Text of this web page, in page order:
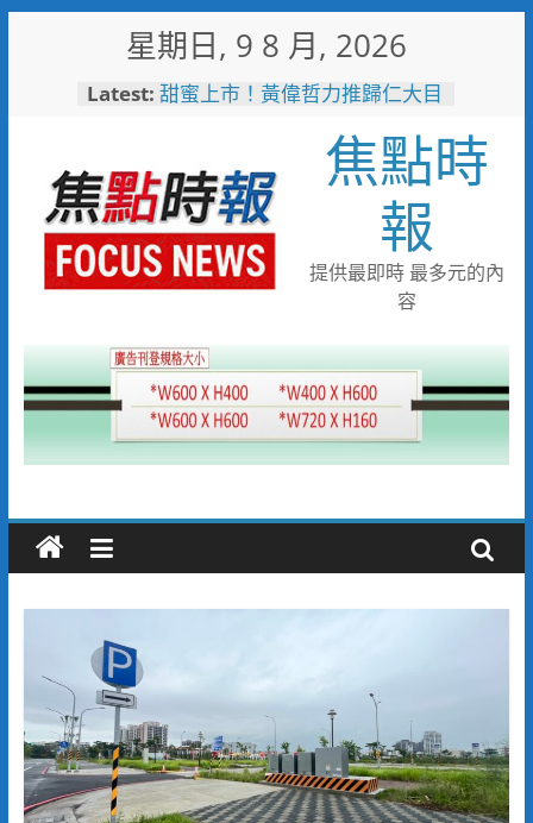
星期日, 9 8 月, 2026
Latest: 甜蜜上市！黃偉哲力推歸仁大目
臺鐵高雄機廠變身全台最大免費
樂園 陳其邁:保存百年產業記
憶！
「火車醫院」變身親子天堂！高
雄親子遊樂園開幕首日人潮爆棚
「高雄親子樂園」爆紅！全臺最
大免費園區首日吸三萬人朝聖
起於無心成於熱愛 王貴嬋現代
水墨個展
焦點時
報
提供最即時 最多元的內
容